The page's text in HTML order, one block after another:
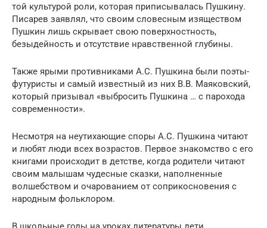
той культурой роли, которая приписывалась Пушкину.
Писарев заявлял, что своим словесным изяществом
Пушкин лишь скрывает свою поверхностность,
безыдейность и отсутствие нравственной глубины.
Также ярыми противниками А.С. Пушкина были поэты-
футуристы и самый известный из них В.В. Маяковский,
который призывал «выбросить Пушкина … с парохода
современности».
Несмотря на неутихающие споры А.С. Пушкина читают
и любят люди всех возрастов. Первое знакомство с его
книгами происходит в детстве, когда родители читают
своим малышам чудесные сказки, наполненные
волшебством и очарованием от соприкосновения с
народным фольклором.